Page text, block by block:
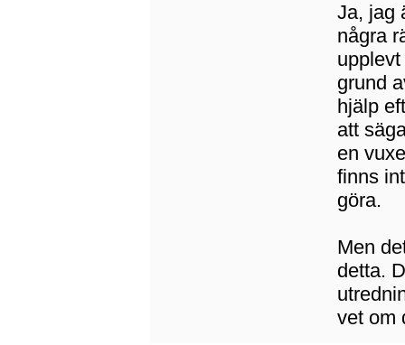
Ja, jag
några
grund
hjälp
att
en
finns
göra.
Men
detta.
vet om